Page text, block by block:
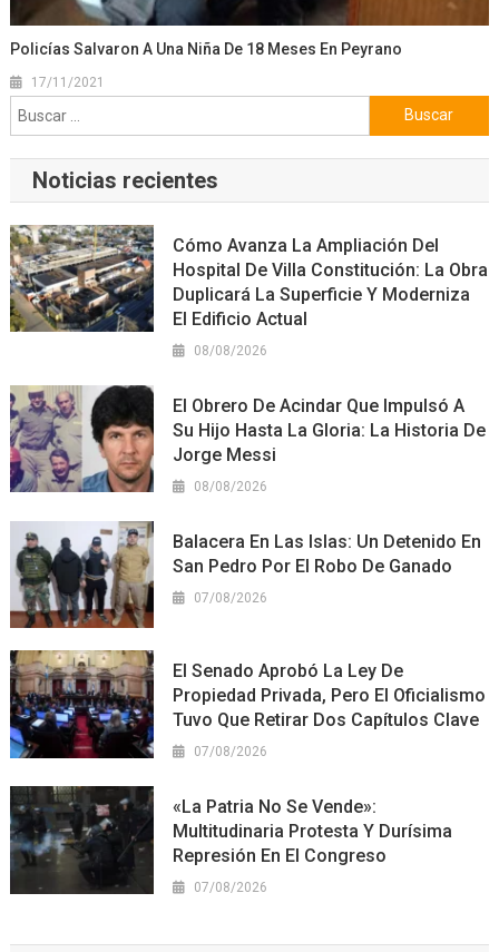
Policías Salvaron A Una Niña De 18 Meses En Peyrano
17/11/2021
Buscar:
Noticias recientes
Cómo Avanza La Ampliación Del
Hospital De Villa Constitución: La Obra
Duplicará La Superficie Y Moderniza
El Edificio Actual
08/08/2026
El Obrero De Acindar Que Impulsó A
Su Hijo Hasta La Gloria: La Historia De
Jorge Messi
08/08/2026
Balacera En Las Islas: Un Detenido En
San Pedro Por El Robo De Ganado
07/08/2026
El Senado Aprobó La Ley De
Propiedad Privada, Pero El Oficialismo
Tuvo Que Retirar Dos Capítulos Clave
07/08/2026
«La Patria No Se Vende»:
Multitudinaria Protesta Y Durísima
Represión En El Congreso
07/08/2026